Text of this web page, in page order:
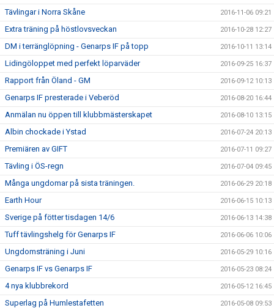
Tävlingar i Norra Skåne 2016-11-06 09:21
Extra träning på höstlovsveckan 2016-10-28 12:27
DM i terränglöpning - Genarps IF på topp 2016-10-11 13:14
Lidingöloppet med perfekt löparväder 2016-09-25 16:37
Rapport från Öland - GM 2016-09-12 10:13
Genarps IF presterade i Veberöd 2016-08-20 16:44
Anmälan nu öppen till klubbmästerskapet 2016-08-10 13:15
Albin chockade i Ystad 2016-07-24 20:13
Premiären av GIFT 2016-07-11 09:27
Tävling i ÖS-regn 2016-07-04 09:45
Många ungdomar på sista träningen. 2016-06-29 20:18
Earth Hour 2016-06-15 10:13
Sverige på fötter tisdagen 14/6 2016-06-13 14:38
Tuff tävlingshelg för Genarps IF 2016-06-06 10:06
Ungdomsträning i Juni 2016-05-29 10:16
Genarps IF vs Genarps IF 2016-05-23 08:24
4 nya klubbrekord 2016-05-12 16:45
Superlag på Humlestafetten 2016-05-08 09:53